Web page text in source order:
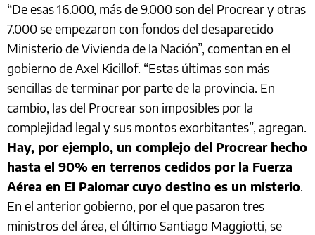
“De esas 16.000, más de 9.000 son del Procrear y otras
7.000 se empezaron con fondos del desaparecido
Ministerio de Vivienda de la Nación”, comentan en el
gobierno de Axel Kicillof. “Estas últimas son más
sencillas de terminar por parte de la provincia. En
cambio, las del Procrear son imposibles por la
complejidad legal y sus montos exorbitantes”, agregan.
Hay, por ejemplo, un complejo del Procrear hecho
hasta el 90% en terrenos cedidos por la Fuerza
Aérea en El Palomar cuyo destino es un misterio.
En el anterior gobierno, por el que pasaron tres
ministros del área, el último Santiago Maggiotti, se